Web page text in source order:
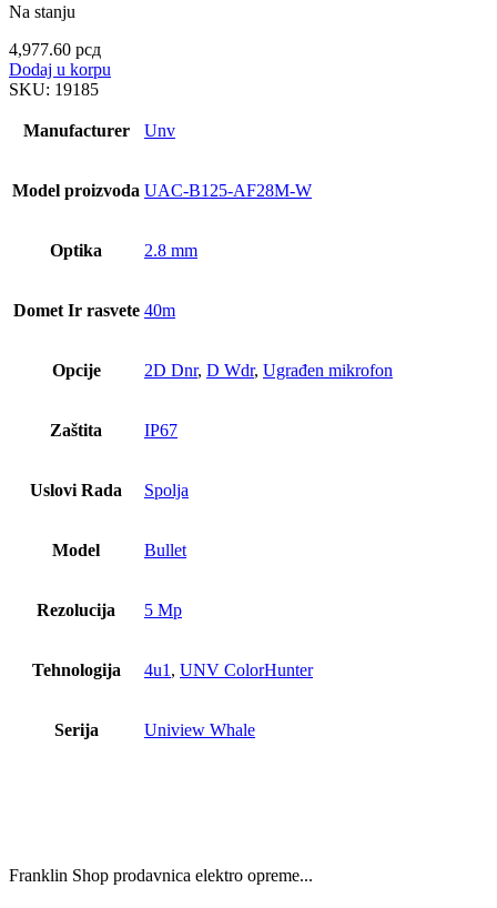
Na stanju
4,977.60 рсд
Dodaj u korpu
SKU: 19185
Manufacturer Unv
Model proizvoda UAC-B125-AF28M-W
Optika 2.8 mm
Domet Ir rasvete 40m
Opcije 2D Dnr, D Wdr, Ugrađen mikrofon
Zaštita IP67
Uslovi Rada Spolja
Model Bullet
Rezolucija 5 Mp
Tehnologija 4u1 , UNV ColorHunter
Serija Uniview Whale
Franklin Shop prodavnica elektro opreme...